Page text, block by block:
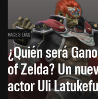
HACE 3 DÍAS
¿Quién será
of Zelda? Un
actor Uli Latukefu